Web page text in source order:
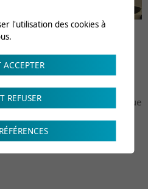
ces patients la Clinique met
technique et ses
(soins infirmiers, service
technique (prothétique
l'utilisation des cookies à
REFUSER